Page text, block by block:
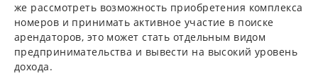
же рассмотреть возможность приобретения комплекса
номеров и принимать активное участие в поиске
арендаторов, это может стать отдельным видом
предпринимательства и вывести на высокий уровень
дохода.